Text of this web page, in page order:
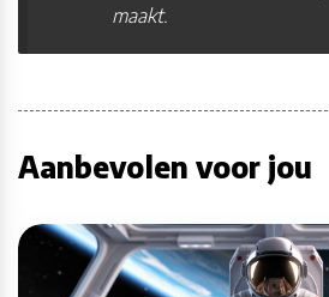
maakt.
Aanbevolen voor jou